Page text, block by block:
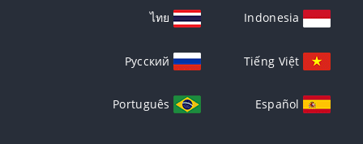
Indonesia
ไทย
Tiếng Việt
Русский
Español
Português